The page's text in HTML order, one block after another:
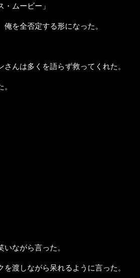
ムービー」
を全否定する形になった。
んは多くを語らず救ってくれた。
ながら言った。
渡しながら呆れるように言った。